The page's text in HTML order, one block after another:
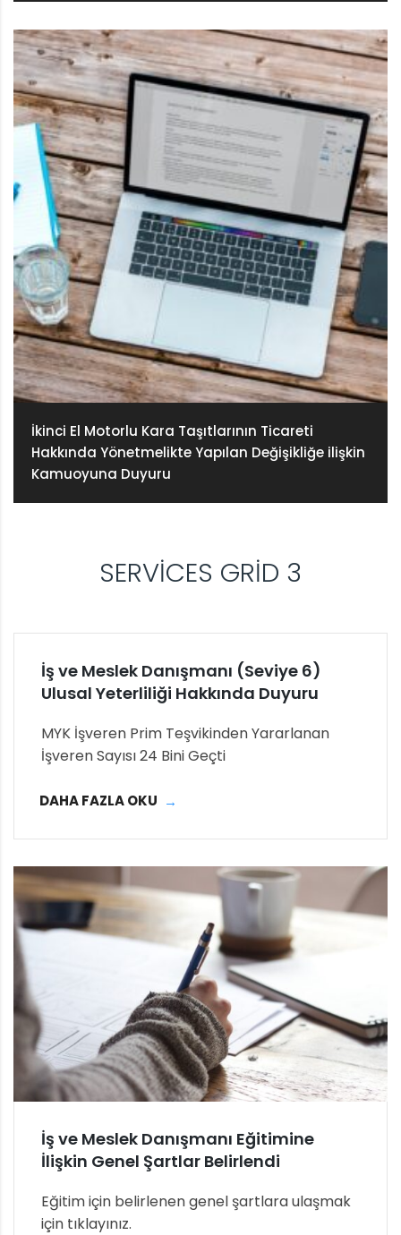
İkinci El Motorlu Kara Taşıtlarının Ticareti
Hakkında Yönetmelikte Yapılan Değişikliğe ilişkin
Kamuoyuna Duyuru
SERVICES GRID 3
İş ve Meslek Danışmanı (Seviye 6)
Ulusal Yeterliliği Hakkında Duyuru
MYK İşveren Prim Teşvikinden Yararlanan
İşveren Sayısı 24 Bini Geçti
DAHA FAZLA OKU
İş ve Meslek Danışmanı Eğitimine
İlişkin Genel Şartlar Belirlendi
Eğitim için belirlenen genel şartlara ulaşmak
için tıklayınız.